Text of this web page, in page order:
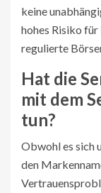
keine
hohes Risiko
regulierte
Hat die
mit dem
tun?
Obwohl es sich
den